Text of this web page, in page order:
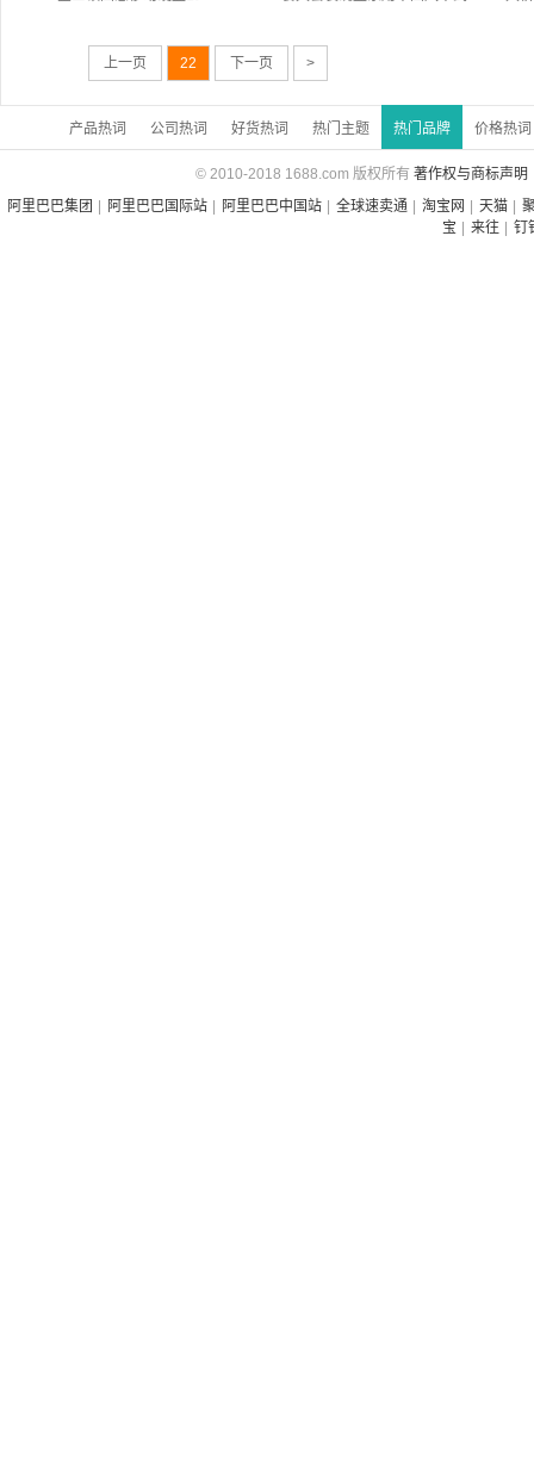
上一页 22 下一页 >
产品热词 公司热词 好货热词 热门主题 热门品牌 价格热词
© 2010-2018 1688.com 版权所有 著作权与商标声明
阿里巴巴集团
阿里巴巴国际站 阿里巴巴中国站 全球速卖通 淘宝网 天猫
宝
来往 钉